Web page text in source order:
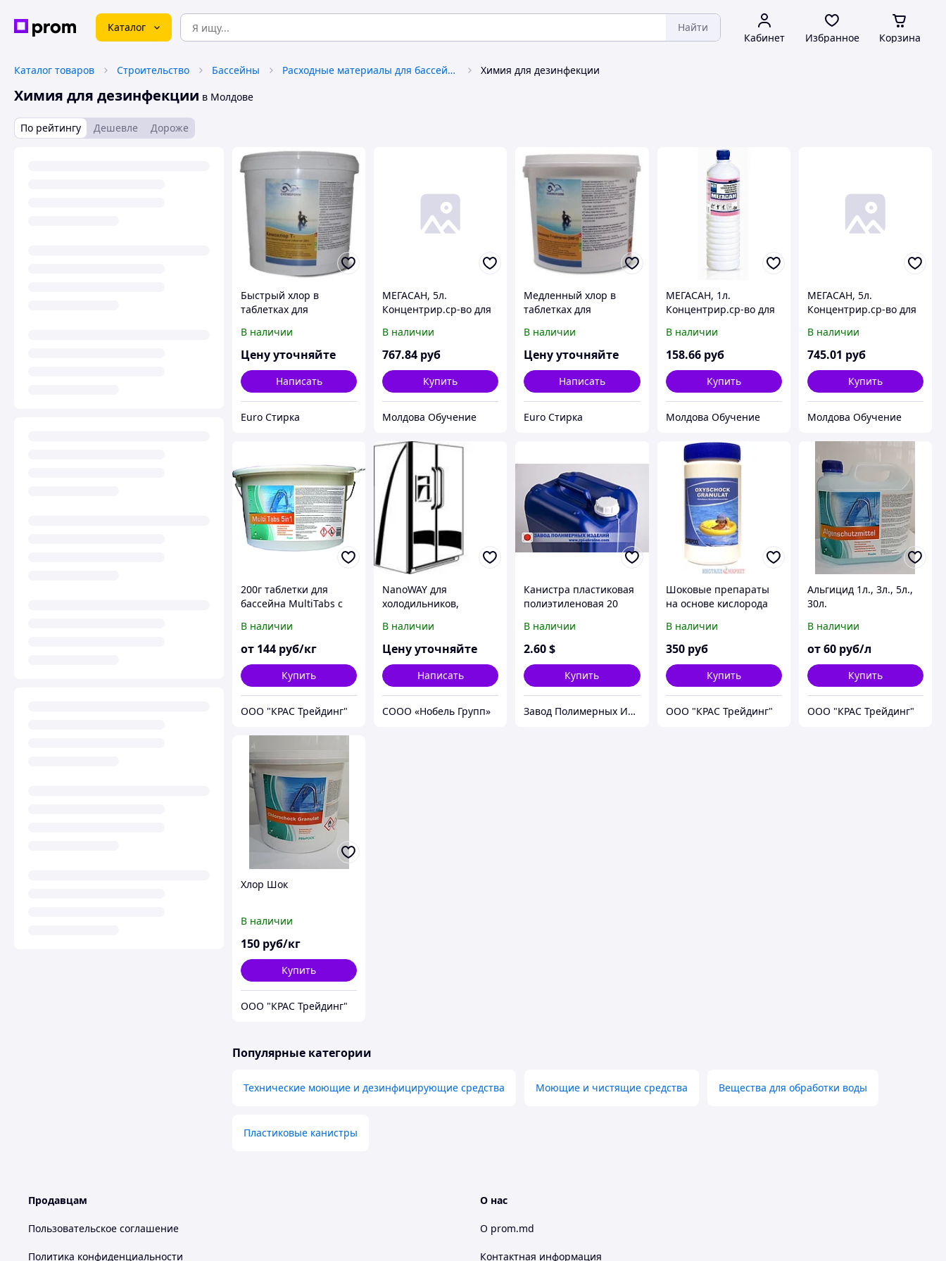
Каталог Найти
Кабинет Избранное Корзина
Каталог товаров Строительство Бассейны Расходные материалы для бассейнов Химия для дезинфекции
Химия для дезинфекции в Молдове
По рейтингу Дешевле Дороже
Быстрый хлор в
таблетках для
бассейне Кемохлор Т, 5
кг
В наличии
Цену уточняйте
Написать
Euro Стирка
МЕГАСАН, 5л.
Концентрир.ср-во для
дезинфекции сантехн.
и кафел. плитки. 1/3
В наличии
767.84 руб
Купить
Молдова Обучение
Медленный хлор в
таблетках для
дезинфекции воды в
бассейне Кемохлор Т
(200 г), 5 кг
В наличии
Цену уточняйте
Написать
Euro Стирка
МЕГАСАН, 1л.
Концентрир.ср-во для
дезинфекции сантехн.
и кафел. плитки. 1/12
В наличии
158.66 руб
Купить
Молдова Обучение
МЕГАСАН, 5л.
Концентрир.ср-во для
дезинфекции сантехн.
и кафел. плитки. 1/1
В наличии
745.01 руб
Купить
Молдова Обучение
200г таблетки для
бассейна MultiTabs с
В наличии
от 144 руб/кг
Купить
ООО "КРАС Трейдинг"
NanoWAY для
холодильников,
антимикробной
добавкой
В наличии
Цену уточняйте
Написать
СООО «Нобель Групп»
Канистра пластиковая
полиэтиленовая 20
В наличии
2.60$
Купить
Завод Полимерных Изделий
Шоковые препараты
на основе кислорода
В наличии
350 руб
Купить
ООО "КРАС Трейдинг"
Альгицид 1л., 3л., 5л.,
30л.
В наличии
от60 руб/л
Купить
ООО "КРАС Трейдинг"
Хлор Шок
В наличии
150 руб/кг
Купить
ООО "КРАС Трейдинг"
Популярные категории
Технические моющие и дезинфицирующие средства Моющие и чистящие средства Вещества для обработки воды
Пластиковые канистры
Продавцам
Пользовательское соглашение
Политика конфиденциальности
О нас
О prom.md
Контактная информация